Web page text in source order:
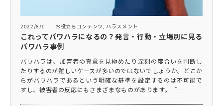
2022/8/1 お役立ちコンテンツ ハラスメント
これってパワハラになるの？発言・行動・立場別に見る
パワハラ事例
パワハラは、加害者の真意を見極めたり深刻の度合いを判断し
たりするのが難しいケースが多いのではないでしょうか。どこか
らがパワハラであるという明確な基準を設定するのは不可能で
すし、被害者の反応にもさまざまなものがあります。「…